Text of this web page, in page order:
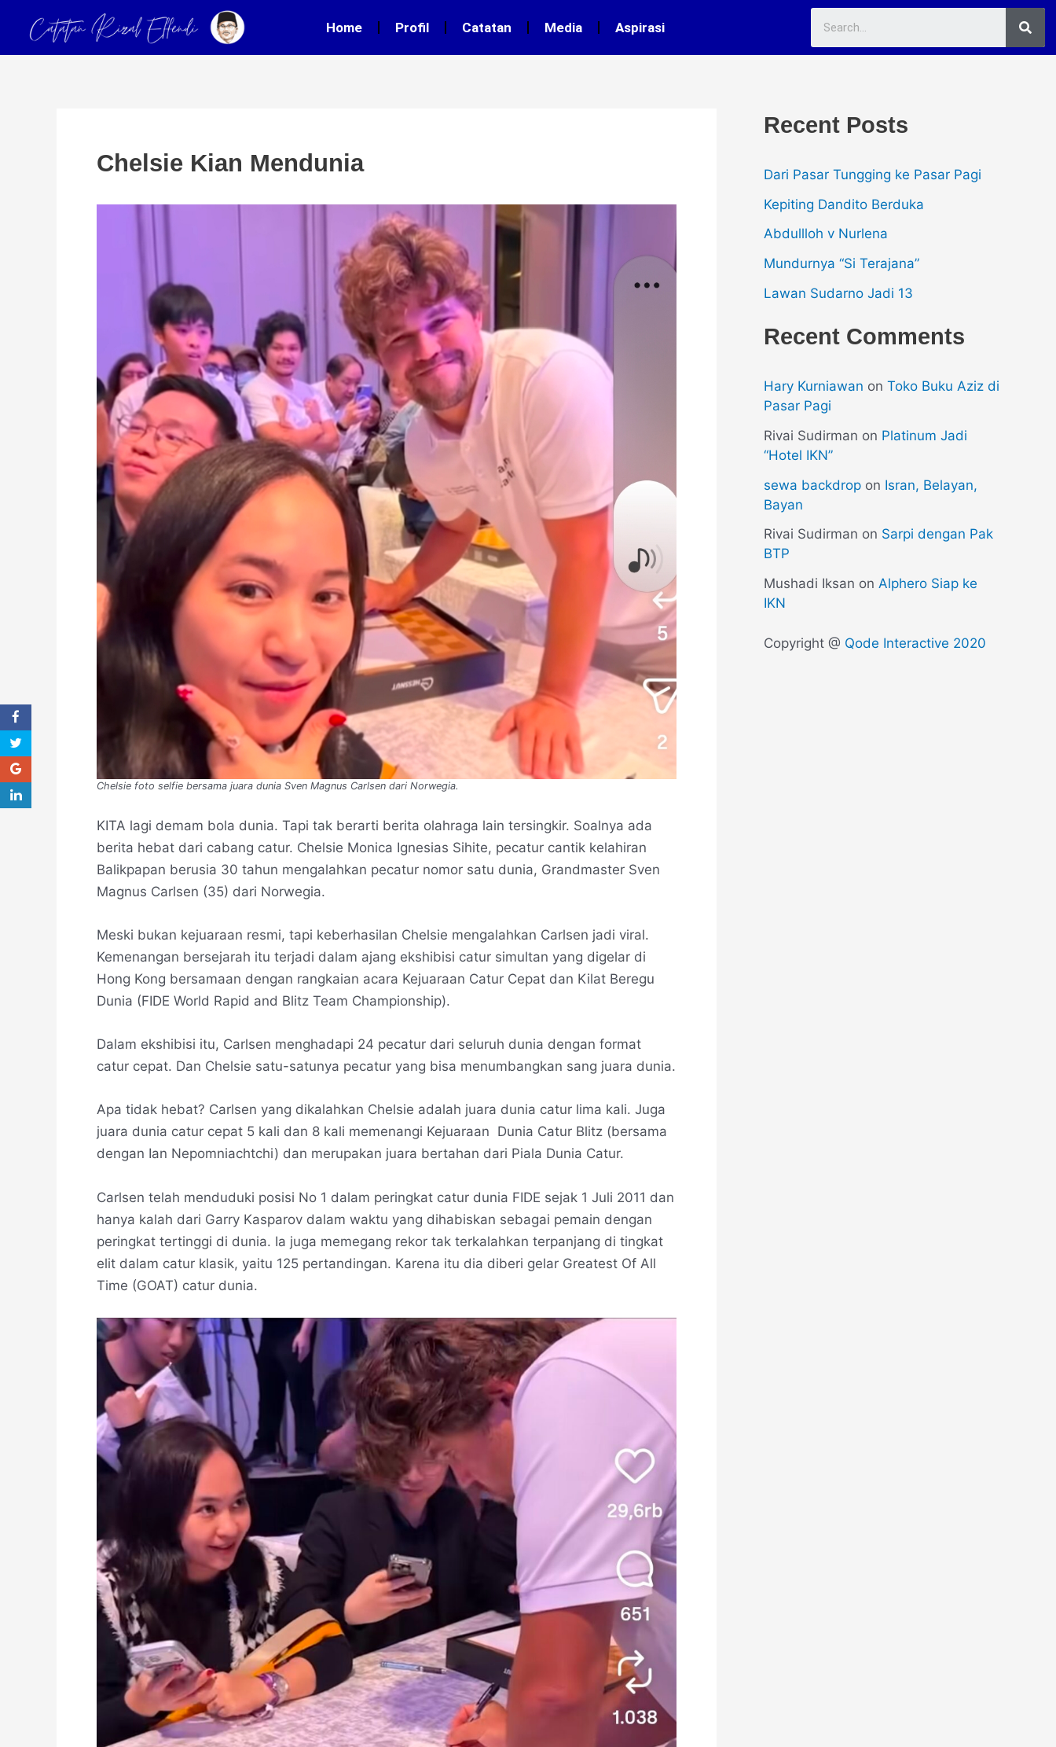
content
Home Profil Catatan Media Aspirasi
Chelsie Kian Mendunia
Chelsie foto selfie bersama juara dunia Sven Magnus Carlsen dari Norwegia.
KITA lagi demam bola dunia. Tapi tak berarti berita olahraga lain tersingkir. Soalnya ada
berita hebat dari cabang catur. Chelsie Monica Ignesias Sihite, pecatur cantik kelahiran
Balikpapan berusia 30 tahun mengalahkan pecatur nomor satu dunia, Grandmaster Sven
Magnus Carlsen (35) dari Norwegia.
Meski bukan kejuaraan resmi, tapi keberhasilan Chelsie mengalahkan Carlsen jadi viral.
Kemenangan bersejarah itu terjadi dalam ajang ekshibisi catur simultan yang digelar di
Hong Kong bersamaan dengan rangkaian acara Kejuaraan Catur Cepat dan Kilat Beregu
Dunia (FIDE World Rapid and Blitz Team Championship).
Dalam ekshibisi itu, Carlsen menghadapi 24 pecatur dari seluruh dunia dengan format
catur cepat. Dan Chelsie satu-satunya pecatur yang bisa menumbangkan sang juara dunia.
Apa tidak hebat? Carlsen yang dikalahkan Chelsie adalah juara dunia catur lima kali. Juga
juara dunia catur cepat 5 kali dan 8 kali memenangi Kejuaraan Dunia Catur Blitz (bersama
dengan Ian Nepomniachtchi) dan merupakan juara bertahan dari Piala Dunia Catur.
Carlsen telah menduduki posisi No 1 dalam peringkat catur dunia FIDE sejak 1 Juli 2011 dan
hanya kalah dari Garry Kasparov dalam waktu yang dihabiskan sebagai pemain dengan
peringkat tertinggi di dunia. Ia juga memegang rekor tak terkalahkan terpanjang di tingkat
elit dalam catur klasik, yaitu 125 pertandingan. Karena itu dia diberi gelar Greatest Of All
Time (GOAT) catur dunia.
navigation
Recent Posts
Dari Pasar Tungging ke Pasar Pagi
Kepiting Dandito Berduka
Abdullloh v Nurlena
Mundurnya “Si Terajana”
Lawan Sudarno Jadi 13
Recent Comments
Hary Kurniawan on Toko Buku Aziz di
Pasar Pagi
Rivai Sudirman on Platinum Jadi
“Hotel IKN”
sewa backdrop on Isran, Belayan,
Bayan
Rivai Sudirman on Sarpi dengan Pak
BTP
Mushadi Iksan on Alphero Siap ke
IKN
Copyright @ Qode Interactive 2020